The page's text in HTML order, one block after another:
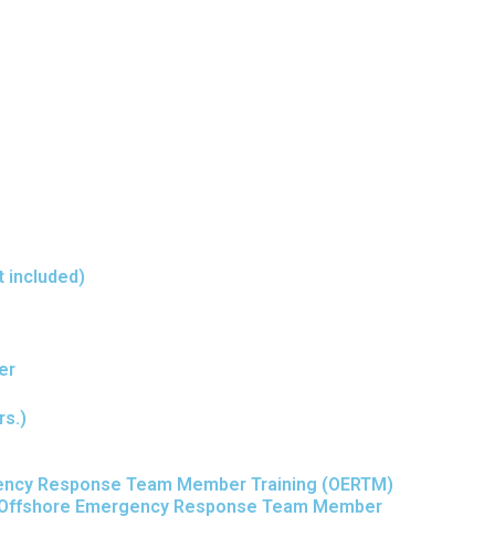
included)
Response Team Member Training (OERTM)
Emergency Response Team Member